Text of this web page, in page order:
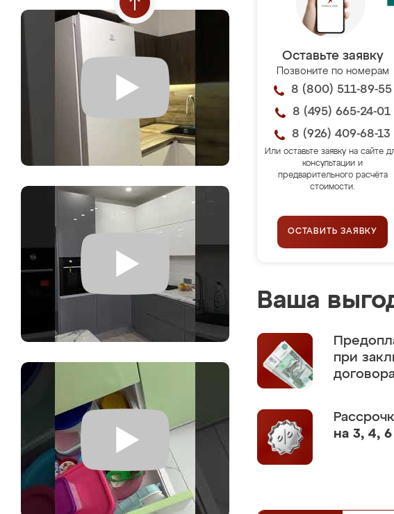
Оставьте заявку
Позвоните по номерам
8 (800) 511-89-55
8 (495) 665-24-01
8 (926) 409-68-13
Или оставьте заявку на сайте
консультации и
предварительного расчёта
стоимости.
ОСТАВИТЬ ЗАЯВКУ
Ваша
при
договора
на 3, 4,